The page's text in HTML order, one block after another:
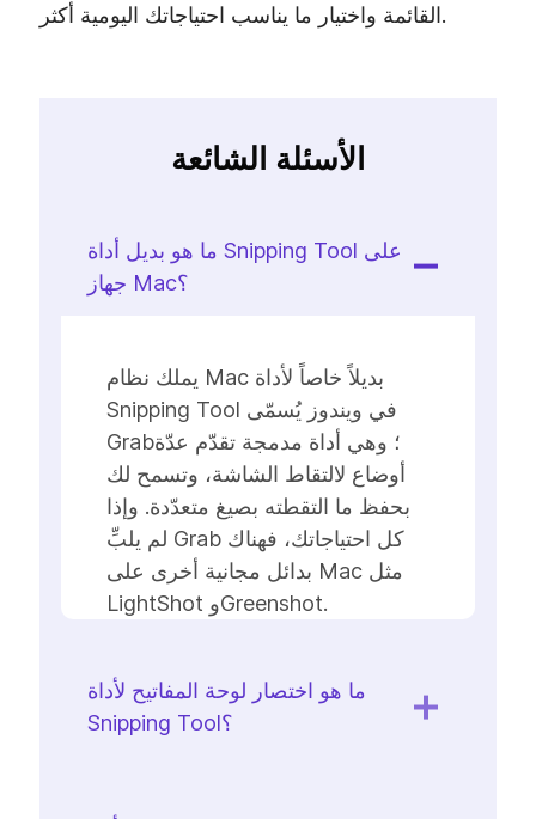
القائمة واختيار ما يناسب احتياجاتك اليومية أكثر.
الأسئلة الشائعة
ما هو بديل أداة Snipping Tool على
جهاز Mac؟
يملك نظام Mac بديلاً خاصاً لأداة
Snipping Tool في ويندوز يُسمّى
Grab؛ وهي أداة مدمجة تقدّم عدّة
أوضاع لالتقاط الشاشة، وتسمح لك
بحفظ ما التقطته بصيغ متعدّدة. وإذا
لم يلبِّ Grab كل احتياجاتك، فهناك
بدائل مجانية أخرى على Mac مثل
LightShot وGreenshot.
ما هو اختصار لوحة المفاتيح لأداة
Snipping Tool؟